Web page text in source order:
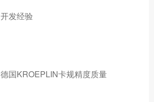
开发经验
德国KROEPLIN卡规精度质量